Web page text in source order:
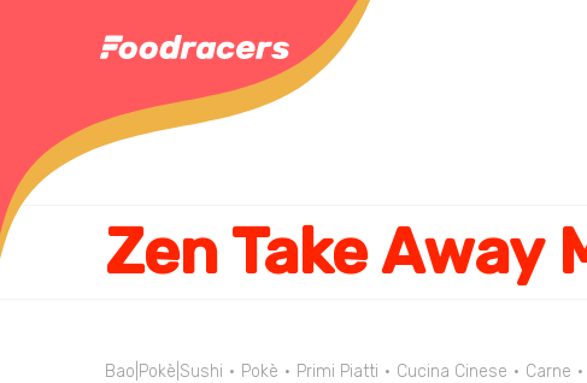
Zen Take Away
Bao|Pokè|Sushi Pokè Primi Piatti Cucina Cinese Carne